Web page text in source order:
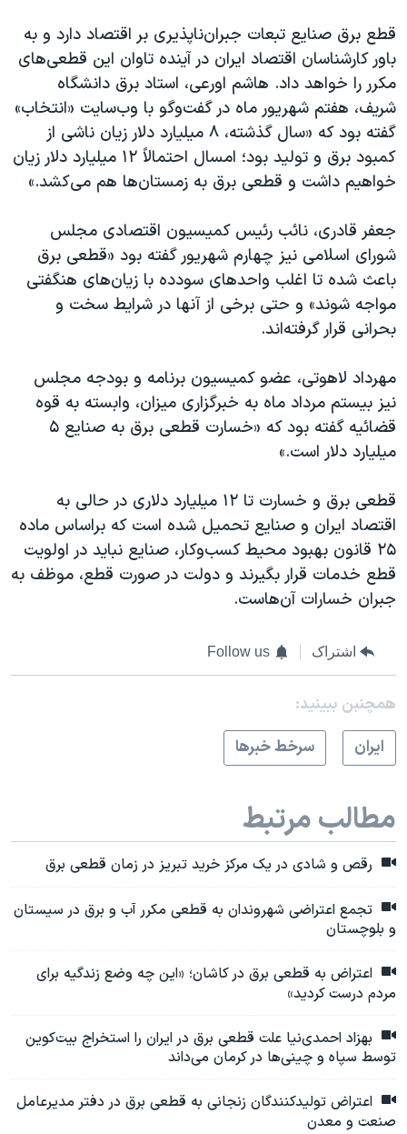
قطع برق صنایع تبعات جبران‌ناپذیری بر اقتصاد دارد و به
باور کارشناسان اقتصاد ایران در آینده تاوان این قطعی‌های
مکرر را خواهد داد. هاشم اورعی، استاد برق دانشگاه
شریف، هفتم شهریور ماه در گفت‌وگو با وب‌سایت «انتخاب»
گفته بود که «سال گذشته، ۸ میلیارد دلار زیان ناشی از
کمبود برق و تولید بود؛ امسال احتمالاً ۱۲ میلیارد دلار زیان
خواهیم داشت و قطعی برق به زمستان‌ها هم می‌کشد.»
جعفر قادری، نائب رئیس کمیسیون اقتصادی مجلس
شورای اسلامی نیز چهارم شهریور گفته بود «قطعی برق
باعث شده تا اغلب واحدهای سودده با زیان‌های هنگفتی
مواجه شوند» و حتی برخی از آنها در شرایط سخت و
بحرانی قرار گرفته‌اند.
مهرداد لاهوتی، عضو کمیسیون برنامه و بودجه مجلس
نیز بیستم مرداد ماه به خبرگزاری میزان، وابسته به قوه
قضائیه گفته بود که «خسارت قطعی برق به صنایع ۵
میلیارد دلار است.»
قطعی برق و خسارت‌ تا ۱۲ میلیارد دلاری در حالی به
اقتصاد ایران و صنایع تحمیل شده است که براساس ماده
۲۵ قانون بهبود محیط کسب‌وکار، صنایع نباید در اولویت
قطع خدمات قرار بگیرند و دولت در صورت قطع، موظف به
جبران خسارات آن‌هاست.
اشتراک Follow us
همچنبن ببینید:
ايران
سرخط خبرها
مطالب مرتبط
رقص و شادی در یک مرکز خرید تبریز در زمان قطعی برق
تجمع اعتراضی شهروندان به قطعی مکرر آب و برق در سیستان
و بلوچستان
اعتراض به قطعی برق در کاشان؛ «این چه وضع زندگیه برای
مردم درست کردید»
بهزاد احمدی‌نیا علت قطعی برق در ایران را استخراج بیت‌کوین
توسط سپاه و چینی‌ها در کرمان می‌داند
اعتراض تولیدکنندگان زنجانی به قطعی برق در دفتر مدیرعامل
صنعت و معدن